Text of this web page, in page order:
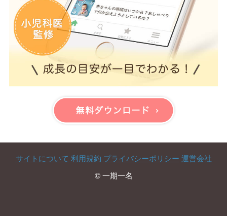
サイトについて 利用規約 プライバシーポリシー 運営会社
© 一期一名